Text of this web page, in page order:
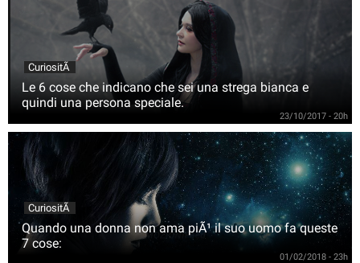
CuriositÃ
Le 6 cose che indicano che sei una strega bianca e
quindi una persona speciale.
23/10/2017 - 20h
CuriositÃ
Quando una donna non ama piÃ¹ il suo uomo fa queste
7 cose:
01/02/2018 - 23h